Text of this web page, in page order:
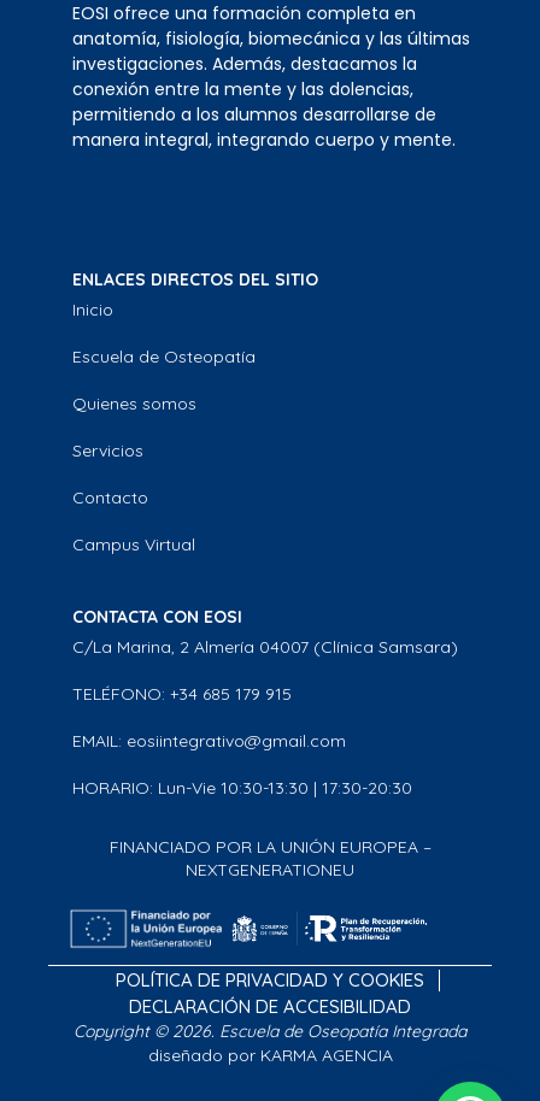
EOSI ofrece una formación completa en
anatomía, fisiología, biomecánica y las últimas
investigaciones. Además, destacamos la
conexión entre la mente y las dolencias,
permitiendo a los alumnos desarrollarse de
manera integral, integrando cuerpo y mente.
ENLACES DIRECTOS DEL SITIO
Inicio
Escuela de Osteopatía
Quienes somos
Servicios
Contacto
Campus Virtual
CONTACTA CON EOSI
C/La Marina, 2 Almería 04007 (Clínica Samsara)
TELÉFONO: +34 685 179 915
EMAIL: eosiintegrativo@gmail.com
HORARIO: Lun-Vie 10:30-13:30 | 17:30-20:30
FINANCIADO POR LA UNIÓN EUROPEA –
NEXTGENERATIONEU
POLÍTICA DE PRIVACIDAD Y COOKIES
DECLARACIÓN DE ACCESIBILIDAD
Copyright © 2026. Escuela de Oseopatía Integrada
diseñado por KARMA AGENCIA